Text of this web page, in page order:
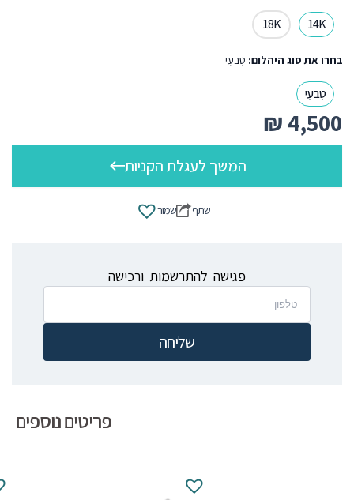
18K 14K
בחרו את סוג היהלום: טִבעִי
טִבעִי
₪4,500
המשך לעגלת הקניות
שמור שתף
פגישה להתרשמות ורכישה
שליחה
פריטים נוספים